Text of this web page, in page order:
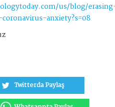
us/blog/
anxiety?s=08
Twitterda Paylaş